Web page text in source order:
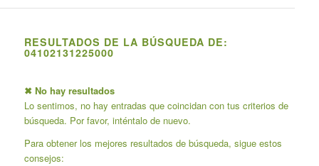
RESULTADOS DE LA BÚSQUEDA DE:
04102131225000
✖ No hay resultados
Lo sentimos, no hay entradas que coincidan con tus criterios de
búsqueda. Por favor, inténtalo de nuevo.
Para obtener los mejores resultados de búsqueda, sigue estos
consejos: